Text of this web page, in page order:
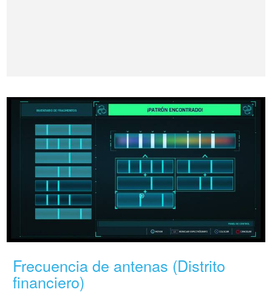
Frecuencia de antenas (Distrito
financiero)